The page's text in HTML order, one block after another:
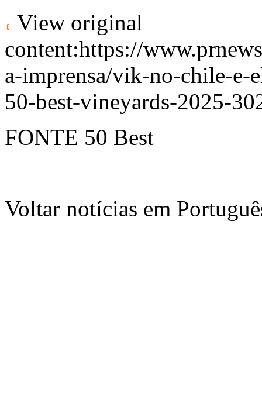
View original
content:https://
a-imprensa/vik-no-chile-e-
50-best-vineyards-2025-
FONTE 50 Best
Voltar notícias em